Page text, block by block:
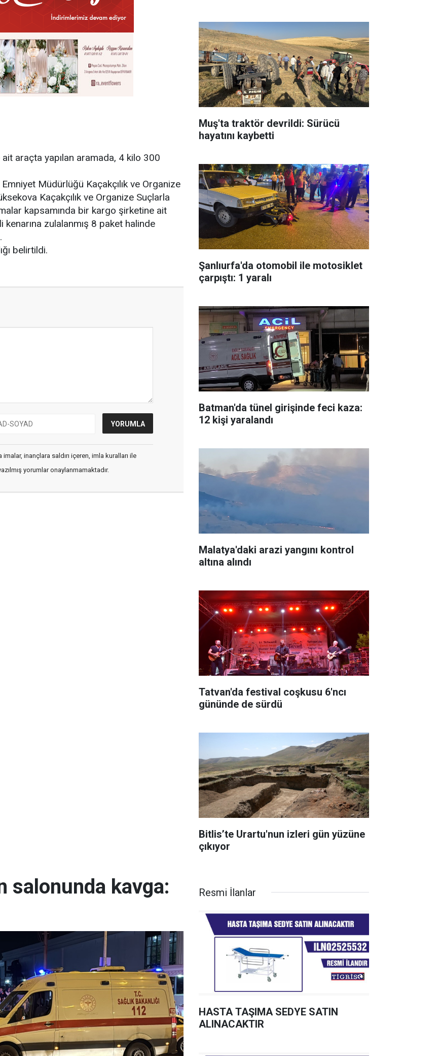
araçta yapılan aramada, 4 kilo 300
Müdürlüğü Kaçakçılık ve Organize
Kaçakçılık ve Organize Suçlarla
kapsamında bir kargo şirketine ait
zulalanmış 8 paket halinde
belirtildi.
inançlara saldırı içeren, imla kuralları ile
yorumlar onaylanmamaktadır.
Muş'ta traktör devrildi: Sürücü
hayatını kaybetti
Şanlıurfa'da otomobil ile motosiklet
çarpıştı: 1 yaralı
Batman'da tünel girişinde feci kaza:
12 kişi yaralandı
Malatya'daki arazi yangını kontrol
altına alındı
Tatvan'da festival coşkusu 6'ncı
gününde de sürdü
Bitlis’te Urartu'nun izleri gün yüzüne
çıkıyor
salonunda kavga:
Resmi İlanlar
HASTA TAŞIMA SEDYE SATIN
ALINACAKTIR